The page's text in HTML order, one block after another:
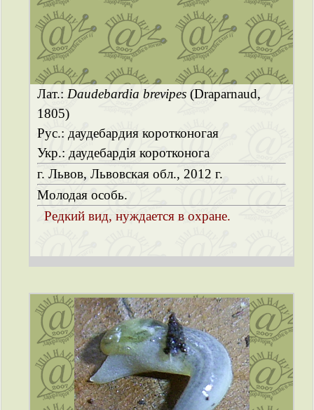
Лат.: Daudebardia brevipes (Draparnaud,
1805)
Рус.: даудебардия коротконогая
Укр.: даудебардія коротконога
г. Львов, Львовская обл., 2012 г.
Молодая особь.
Редкий вид, нуждается в охране.